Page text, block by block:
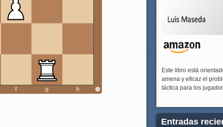
f g h
Este libro está
amena y eficaz el
táctica para los
Entradas